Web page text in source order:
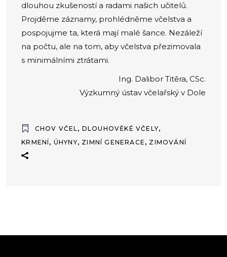
dlouhou zkušeností a radami našich učitelů.
Projděme záznamy, prohlédněme včelstva a
pospojujme ta, která mají malé šance. Nezáleží
na počtu, ale na tom, aby včelstva přezimovala
s minimálními ztrátami.
Ing. Dalibor Titěra, CSc.
Výzkumný ústav včelařský v Dole
CHOV VČEL, DLOUHOVĚKÉ VČELY,
KRMENÍ , ÚHYNY, ZIMNÍ GENERACE , ZIMOVÁNÍ